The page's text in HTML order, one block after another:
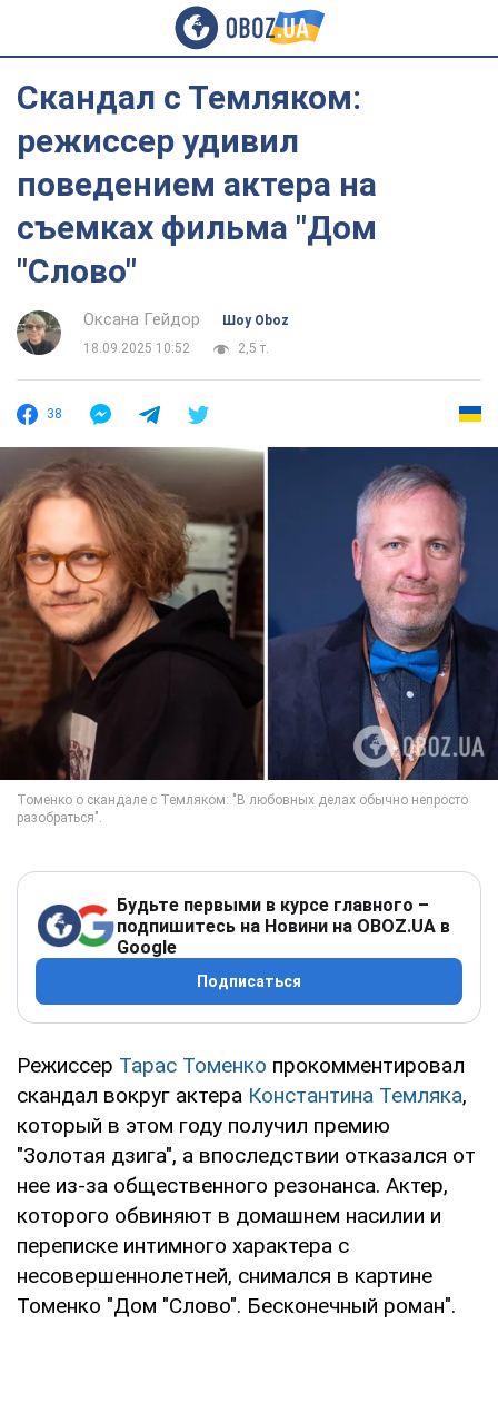
Скандал с Темляком:
режиссер удивил
поведением актера на
съемках фильма "Дом
"Слово"
Оксана Гейдор
Шоу Oboz
18.09.2025 10:52
2,5 т.
38
Будьте первыми в курсе главного –
подпишитесь на Новини на OBOZ.UA в
Google
Подписаться
Режиссер Тарас Томенко прокомментировал
скандал вокруг актера Константина Темляка,
который в этом году получил премию
"Золотая дзига", а впоследствии отказался от
нее из-за общественного резонанса. Актер,
которого обвиняют в домашнем насилии и
переписке интимного характера с
несовершеннолетней, снимался в картине
Томенко "Дом "Слово". Бесконечный роман".